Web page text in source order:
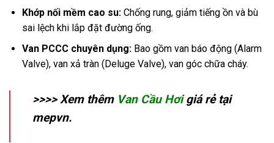
Khớp nối mềm cao su:Chống rung, giảm tiếng ồn và bù
sai lệch khi lắp đặt đường ống.
Van PCCC chuyên dụng:Bao gồm van báo động (Alarm
Valve), van xả tràn (Deluge Valve), van góc chữa cháy.
>>>> Xem thêm Van Cầu Hơigiá rẻ tại
mepvn.